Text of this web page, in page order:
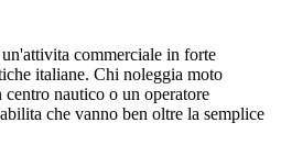
commerciale in forte
italiane. Chi noleggia moto
nautico o un operatore
che vanno ben oltre la semplice